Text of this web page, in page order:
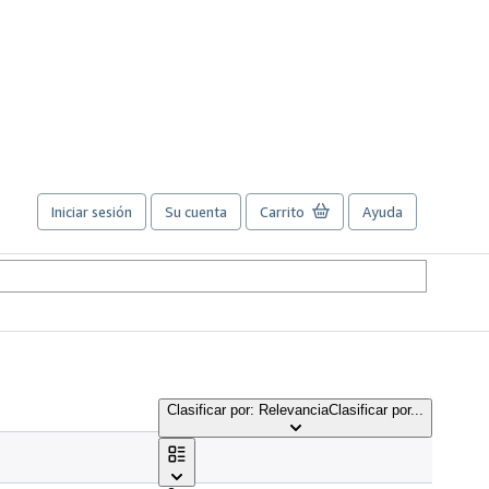
Iniciar sesión Su cuenta Carrito Ayuda
Clasificar por: RelevanciaClasificar por...